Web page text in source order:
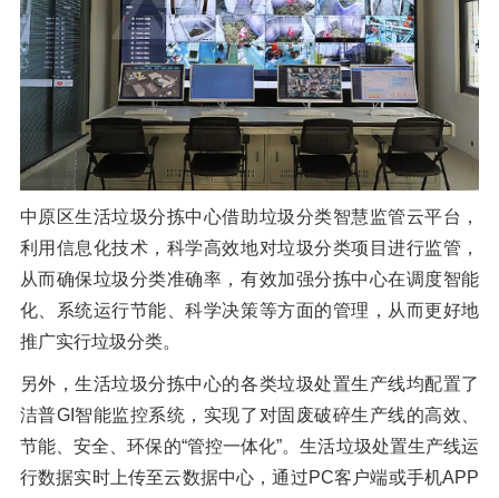
中原区生活垃圾分拣中心借助垃圾分类智慧监管云平台，
利用信息化技术，科学高效地对垃圾分类项目进行监管，
从而确保垃圾分类准确率，有效加强分拣中心在调度智能
化、系统运行节能、科学决策等方面的管理，从而更好地
推广实行垃圾分类。
另外，生活垃圾分拣中心的各类垃圾处置生产线均配置了
洁普GI智能监控系统，实现了对固废破碎生产线的高效、
节能、安全、环保的“管控一体化”。生活垃圾处置生产线运
行数据实时上传至云数据中心，通过PC客户端或手机APP